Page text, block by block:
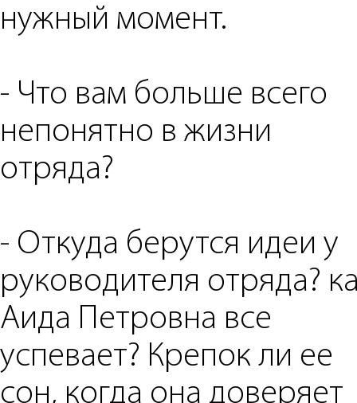
нужный момент.
- ⁠Что вам больше всего
непонятно в жизни
отряда?
- Откуда берутся идеи у
руководителя отряда?
Аида Петровна все
успевает? Крепок ли ее
сон, когда она доверяет